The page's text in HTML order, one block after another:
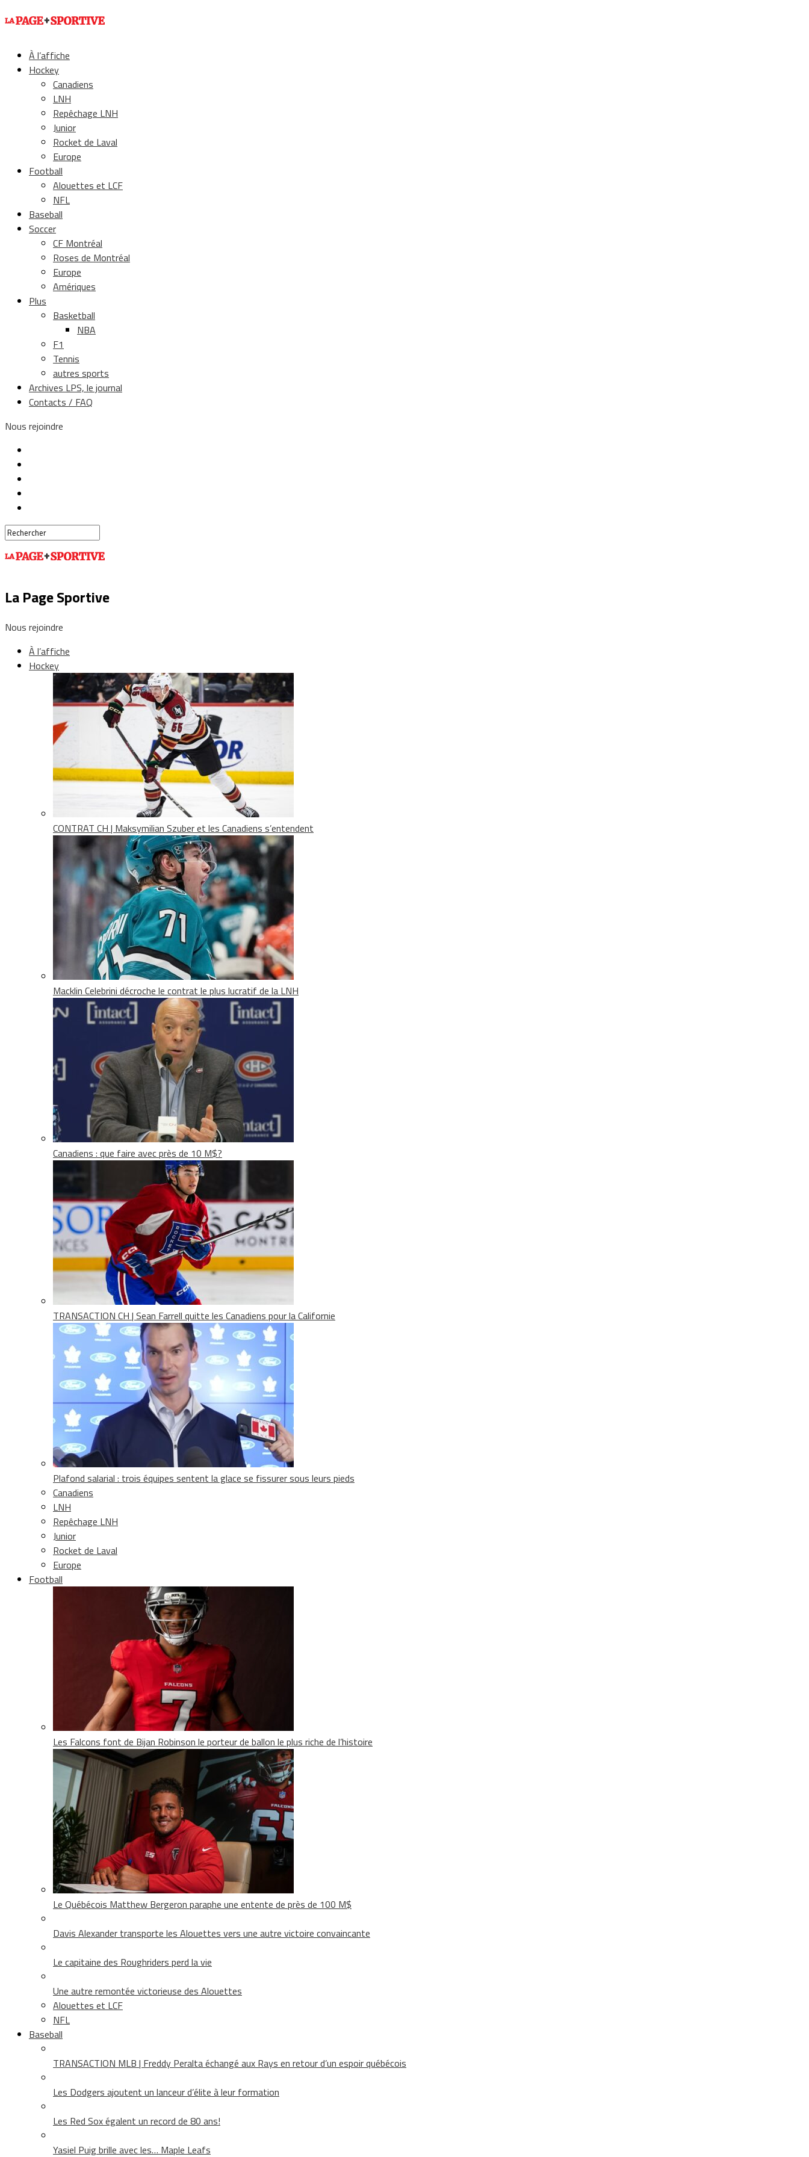
À l’affiche
Hockey
Canadiens
LNH
Repêchage LNH
Junior
Rocket de Laval
Europe
Football
Alouettes et LCF
NFL
Baseball
Soccer
CF Montréal
Roses de Montréal
Europe
Amériques
Plus
Basketball
NBA
F1
Tennis
autres sports
Archives LPS, le journal
Contacts / FAQ
Nous rejoindre
La Page Sportive
Nous rejoindre
À l’affiche
Hockey
CONTRAT CH | Maksymilian Szuber et les Canadiens s’entendent
Macklin Celebrini décroche le contrat le plus lucratif de la LNH
Canadiens : que faire avec près de 10 M$?
TRANSACTION CH | Sean Farrell quitte les Canadiens pour la Californie
Plafond salarial : trois équipes sentent la glace se fissurer sous leurs pieds
Canadiens
LNH
Repêchage LNH
Junior
Rocket de Laval
Europe
Football
Les Falcons font de Bijan Robinson le porteur de ballon le plus riche de l’histoire
Le Québécois Matthew Bergeron paraphe une entente de près de 100 M$
Davis Alexander transporte les Alouettes vers une autre victoire convaincante
Le capitaine des Roughriders perd la vie
Une autre remontée victorieuse des Alouettes
Alouettes et LCF
NFL
Baseball
TRANSACTION MLB | Freddy Peralta échangé aux Rays en retour d’un espoir québécois
Les Dodgers ajoutent un lanceur d’élite à leur formation
Les Red Sox égalent un record de 80 ans!
Yasiel Puig brille avec les… Maple Leafs